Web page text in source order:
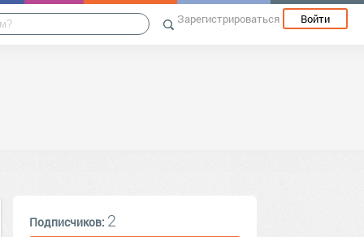
Зарегистрироваться Войти
Подписчиков: 2